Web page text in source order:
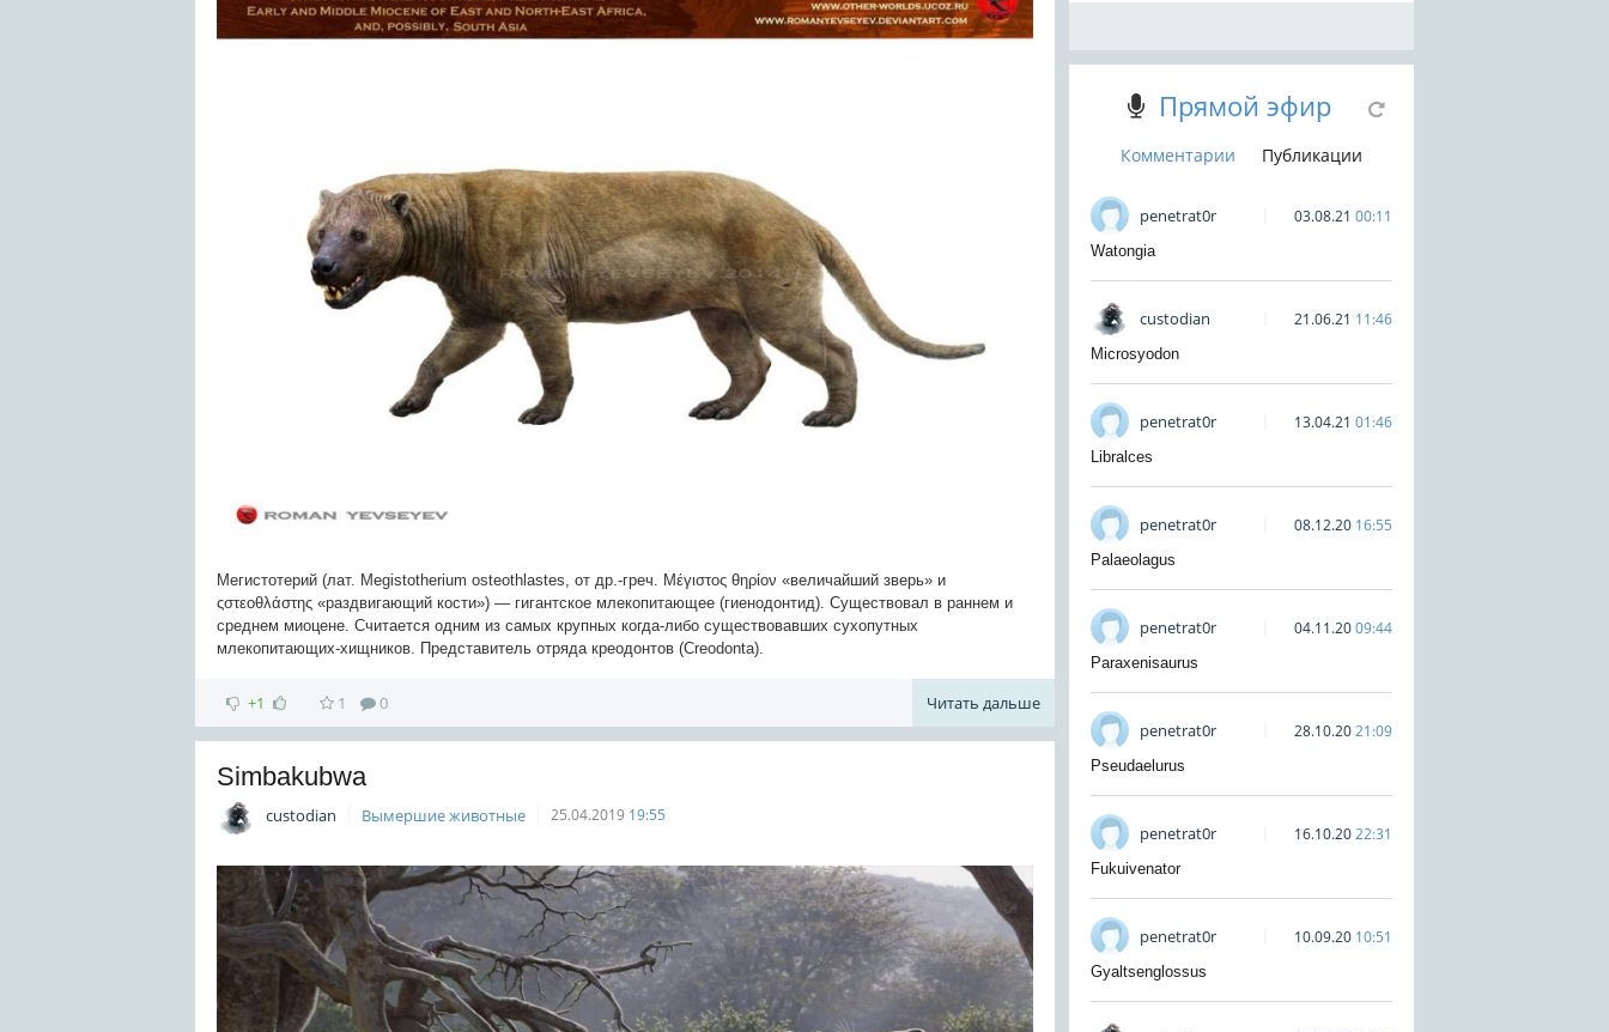
Мегистотерий (лат. Megistotherium osteothlastes, от др.-греч. Μέγιστος θηρίον «величайший зверь» и
ςστεοθλάστης «раздвигающий кости») — гигантское млекопитающее (гиенодонтид). Существовал в раннем и
среднем миоцене. Считается одним из самых крупных когда-либо существовавших сухопутных
млекопитающих-хищников. Представитель отряда креодонтов (Creodonta).
+1 1 0 Читать дальше
Simbakubwa
custodian Вымершие животные 25.04.2019 19:55
Прямой эфир
Комментарии Публикации
penetrat0r 03.08.21 00:11
Watongia
custodian 21.06.21 11:46
Microsyodon
penetrat0r 13.04.21 01:46
Libralces
penetrat0r 08.12.20 16:55
Palaeolagus
penetrat0r 04.11.2009:44
Paraxenisaurus
penetrat0r 28.10.2021:09
Pseudaelurus
penetrat0r 16.10.2022:31
Fukuivenator
penetrat0r 10.09.20 10:51
Gyaltsenglossus